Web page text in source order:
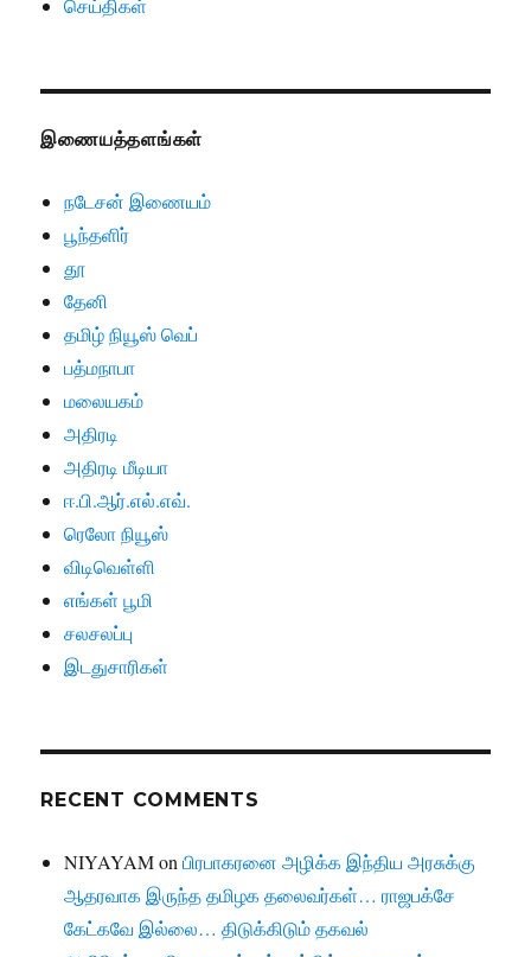
செய்திகள்
இணையத்தளங்கள்
நடேசன் இணையம்
பூந்தளிர்
தூ
தேனி
தமிழ் நியூஸ் வெப்
பத்மநாபா
மலையகம்
அதிரடி
அதிரடி மீடியா
ஈ.பி.ஆர்.எல்.எவ்.
ரெலோ நியூஸ்
விடிவெள்ளி
எங்கள் பூமி
சலசலப்பு
இடதுசாரிகள்
RECENT COMMENTS
NIYAYAMonபிரபாகரனை அழிக்க இந்திய அரசுக்கு
ஆதரவாக இருந்த தமிழக தலைவர்கள்… ராஜபக்சே
கேட்கவே இல்லை… திடுக்கிடும் தகவல்